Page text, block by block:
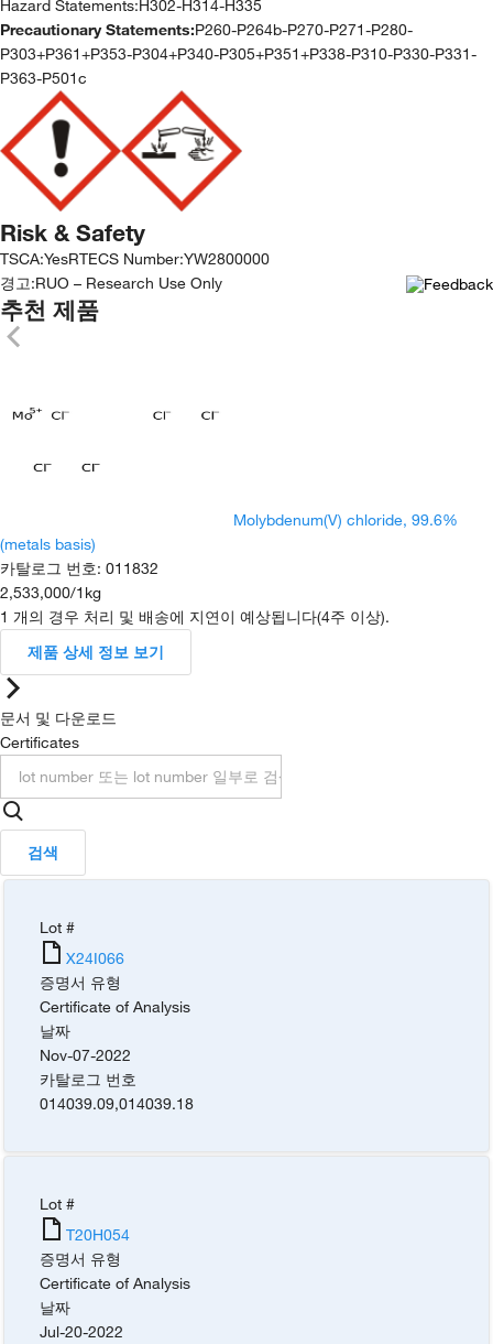
Hazard Statements:H302-H314-H335
Precautionary Statements:P260-P264b-P270-P271-P280-
P303+P361+P353-P304+P340-P305+P351+P338-P310-P330-P331-
P363-P501c
Risk & Safety
TSCA:YesRTECS Number:YW2800000
경고:RUO – Research Use Only
추천 제품
Molybdenum(V) chloride, 99.6%
(metals basis)
카탈로그 번호: 011832
2,533,000/1kg
1 개의 경우 처리 및 배송에 지연이 예상됩니다(4주 이상).
제품 상세 정보 보기
문서 및 다운로드
Certificates
검색
Lot #
X24I066
증명서 유형
Certificate of Analysis
날짜
Nov-07-2022
카탈로그 번호
014039.09,014039.18
Lot #
T20H054
증명서 유형
Certificate of Analysis
날짜
Jul-20-2022